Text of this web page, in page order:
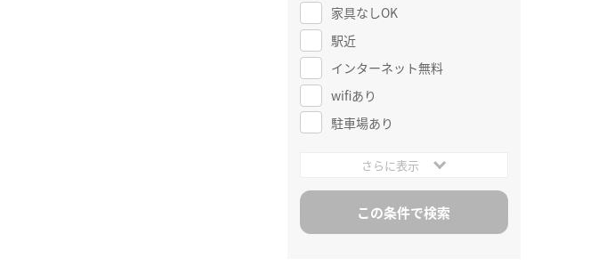
家具なしOK
駅近
インターネット無料
wifiあり
駐車場あり
さらに表示